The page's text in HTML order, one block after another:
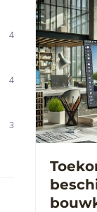
4
4
3